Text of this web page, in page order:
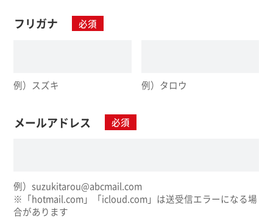
フリガナ 必須
例）スズキ 例）タロウ
メールアドレス 必須
例）suzukitarou@abcmail.com
※「hotmail.com」「icloud.com」は送受信エラーになる場
合があります